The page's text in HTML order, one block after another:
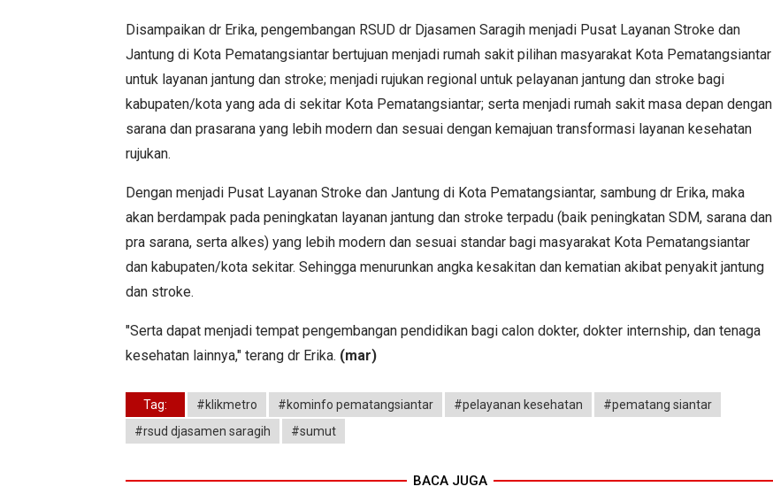
Disampaikan dr Erika, pengembangan RSUD dr Djasamen Saragih menjadi Pusat Layanan Stroke dan
Jantung di Kota Pematangsiantar bertujuan menjadi rumah sakit pilihan masyarakat Kota Pematangsiantar
untuk layanan jantung dan stroke; menjadi rujukan regional untuk pelayanan jantung dan stroke bagi
kabupaten/kota yang ada di sekitar Kota Pematangsiantar; serta menjadi rumah sakit masa depan dengan
sarana dan prasarana yang lebih modern dan sesuai dengan kemajuan transformasi layanan kesehatan
rujukan.
Dengan menjadi Pusat Layanan Stroke dan Jantung di Kota Pematangsiantar, sambung dr Erika, maka
akan berdampak pada peningkatan layanan jantung dan stroke terpadu (baik peningkatan SDM, sarana dan
pra sarana, serta alkes) yang lebih modern dan sesuai standar bagi masyarakat Kota Pematangsiantar
dan kabupaten/kota sekitar. Sehingga menurunkan angka kesakitan dan kematian akibat penyakit jantung
dan stroke.
"Serta dapat menjadi tempat pengembangan pendidikan bagi calon dokter, dokter internship, dan tenaga
kesehatan lainnya," terang dr Erika. (mar)
Tag: #klikmetro #kominfo pematangsiantar #pelayanan kesehatan
#pematang siantar
#rsud djasamen saragih
#sumut
BACA JUGA